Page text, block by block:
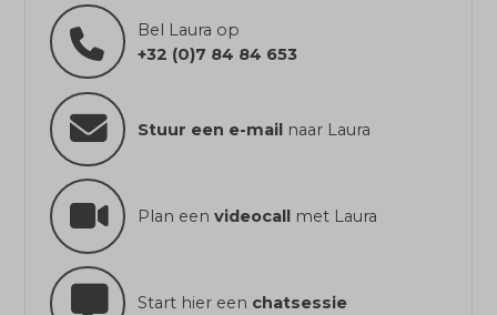
Bel Laura op
+32 (0)7 84 84 653
Stuur een e-mailnaar Laura
Plan een videocallmet Laura
Start hier een chatsessie